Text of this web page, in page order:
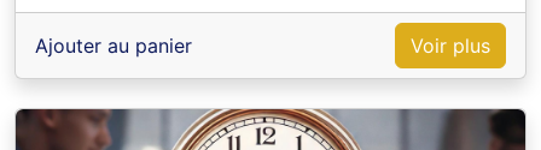
Ajouter au panier Voir plus